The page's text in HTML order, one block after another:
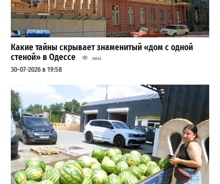
Какие тайны скрывает знаменитый «дом с одной
стеной» в Одессе
34143
30-07-2026 в 19:58